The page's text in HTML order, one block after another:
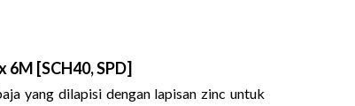
6M [SCH40, SPD]
yang dilapisi dengan lapisan zinc untuk